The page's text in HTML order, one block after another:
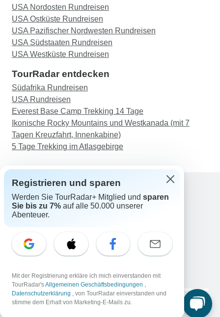
USA Nordosten Rundreisen
USA Ostküste Rundreisen
USA Pazifischer Nordwesten Rundreisen
USA Südstaaten Rundreisen
USA Westküste Rundreisen
TourRadar entdecken
Südafrika Rundreisen
USA Rundreisen
Everest Base Camp Trekking 14 Tage
Ikonische Rocky Mountains und Westkanada (mit 7
Tagen Kreuzfahrt, Innenkabine)
5 Tage Trekking im Atlasgebirge
Support
Kontakt
Schweiz +41 225 183 195
E-Mail: support@tourradar.com
EN DE ES FR NL
Copyright © TourRadar. Alle Rechte vorbehalten.
Registrieren und sparen
Werden Sie TourRadar+ Mitglied und sparen
Sie bis zu 7% auf alle 50.000 unserer
Abenteuer.
Mit der Registrierung erkläre ich mich einverstanden mit
TourRadar'sAllgemeinen Geschäftsbedingungen ,
Datenschutzerklärung , von TourRadar einverstanden und
stimme dem Erhalt von Marketing-E-Mails zu.